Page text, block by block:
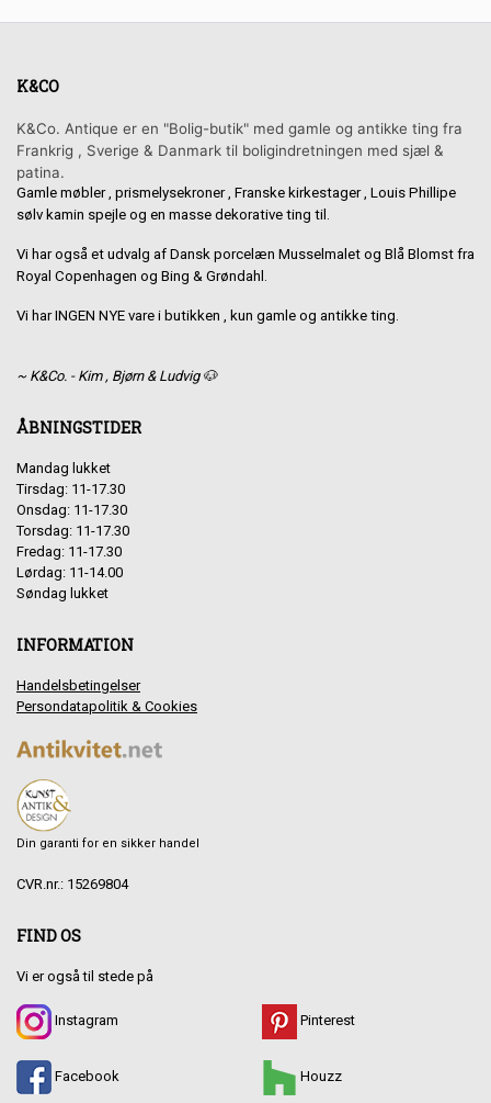
K&CO
K&Co. Antique er en "Bolig-butik" med gamle og antikke ting fra
Frankrig , Sverige & Danmark til boligindretningen med sjæl &
patina.
Gamle møbler , prismelysekroner , Franske kirkestager , Louis Phillipe
sølv kamin spejle og en masse dekorative ting til.
Vi har også et udvalg af Dansk porcelæn Musselmalet og Blå Blomst fra
Royal Copenhagen og Bing & Grøndahl.
Vi har INGEN NYE vare i butikken , kun gamle og antikke ting.
~ K&Co. - Kim , Bjørn & Ludvig 🐶
ÅBNINGSTIDER
Mandag lukket
Tirsdag: 11-17.30
Onsdag: 11-17.30
Torsdag: 11-17.30
Fredag: 11-17.30
Lørdag: 11-14.00
Søndag lukket
INFORMATION
Handelsbetingelser
Persondatapolitik & Cookies
Din garanti for en sikker handel
CVR.nr.: 15269804
FIND OS
Vi er også til stede på
Instagram
Facebook
Pinterest
Houzz